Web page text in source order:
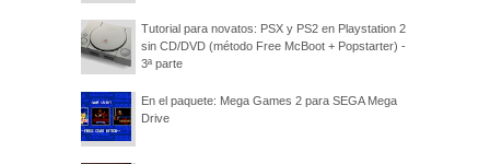
Tutorial para novatos: PSX y PS2 en Playstation 2
sin CD/DVD (método Free McBoot + Popstarter) -
3ª parte
En el paquete: Mega Games 2 para SEGA Mega
Drive